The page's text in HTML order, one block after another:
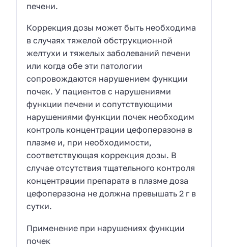
печени.
Коррекция дозы может быть необходима
в случаях тяжелой обструкционной
желтухи и тяжелых заболеваний печени
или когда обе эти патологии
сопровождаются нарушением функции
почек. У пациентов с нарушениями
функции печени и сопутствующими
нарушениями функции почек необходим
контроль концентрации цефоперазона в
плазме и, при необходимости,
соответствующая коррекция дозы. В
случае отсутствия тщательного контроля
концентрации препарата в плазме доза
цефоперазона не должна превышать 2 г в
сутки.
Применение при нарушениях функции
почек